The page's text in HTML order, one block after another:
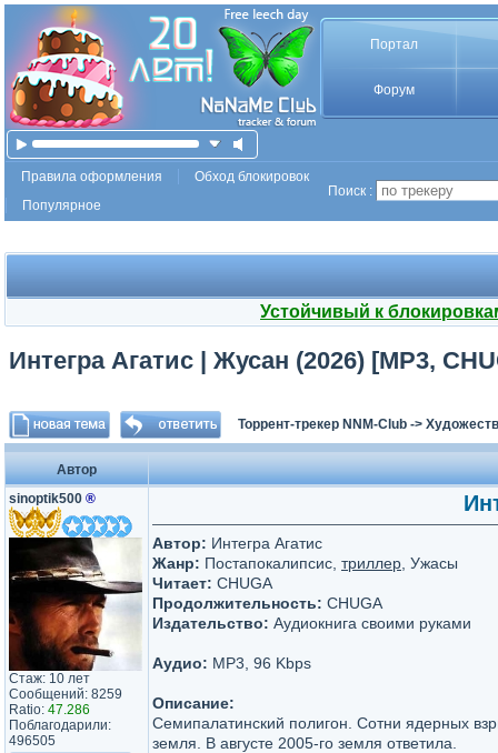
Портал
Форум
Правила оформления
Обход блокировок
Популярное
Поиск :
Устойчивый к
Интегра Агатис | Жусан (2026) [MP3,
Торрент-трекер NNM-Club ->
Автор
sinoptik500 ®
Стаж: 10 лет
Сообщений: 8259
Ratio: 47.286
Поблагодарили:
496505
Автор: Интегра Агатис
Жанр: Постапокалипсис, триллер , Ужасы
Читает: CHUGA
Продолжительность: CHUGA
Издательство: Аудиокнига своими руками
Аудио: MP3, 96 Kbps
Описание:
Семипалатинский полигон. Сотни ядерных
земля. В августе 2005-го земля ответила.